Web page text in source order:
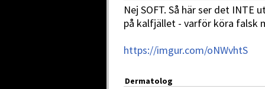
Nej SOFT. Så här ser det
på kalfjället - varför köra falsk
https://imgur.com/oNWvhtS
Dermatolog